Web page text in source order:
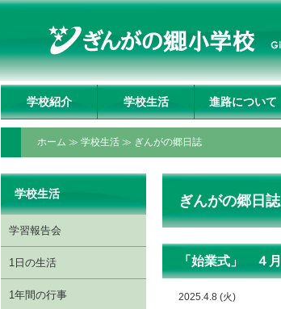
学校紹介 学校生活 進路について
ホーム ≫ 学校生活 ≫ ぎんがの郷日誌
ぎんがの郷日誌
「始業式」 ４
2025.4.8 (火)
学校生活
学習報告会
1日の生活
1年間の行事